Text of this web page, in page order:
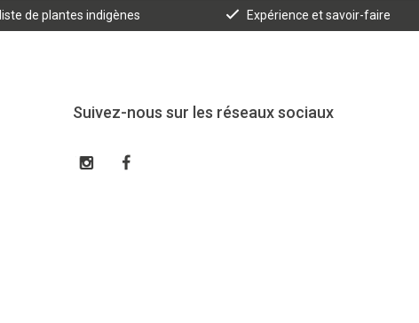
de plantes indigènes Expérience et savoir-faire
Suivez-nous sur les réseaux sociaux